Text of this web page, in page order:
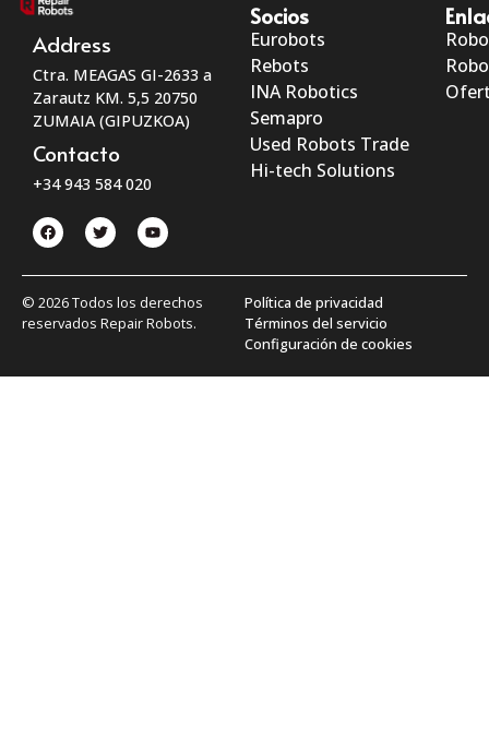
Address
Ctra. MEAGAS GI-2633 a
Zarautz KM. 5,5 20750
ZUMAIA (GIPUZKOA)
Contacto
+34 943 584 020
Socios
Eurobots
Rebots
INA Robotics
Semapro
Used Robots Trade
Hi-tech Solutions
© 2026 Todos los derechos
reservados Repair Robots.
Política de privacidad
Términos del servicio
Configuración de cookies